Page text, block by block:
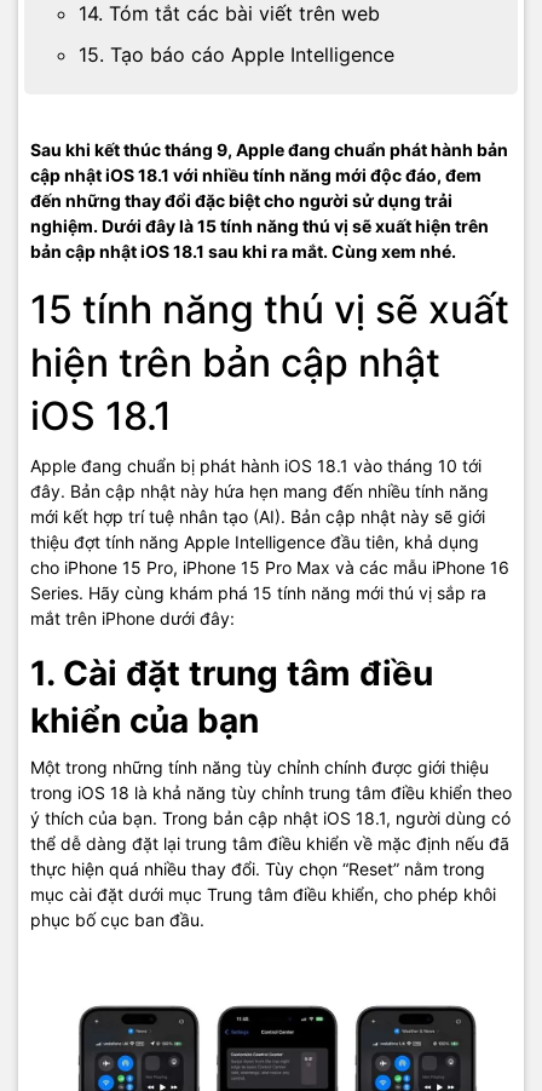
14. Tóm tắt các bài viết trên web
15. Tạo báo cáo Apple Intelligence
Sau khi kết thúc tháng 9, Apple đang chuẩn phát hành bản
cập nhật iOS 18.1 với nhiều tính năng mới độc đáo, đem
đến những thay đổi đặc biệt cho người sử dụng trải
nghiệm. Dưới đây là 15 tính năng thú vị sẽ xuất hiện trên
bản cập nhật iOS 18.1 sau khi ra mắt. Cùng xem nhé.
15 tính năng thú vị sẽ xuất
hiện trên bản cập nhật
iOS 18.1
Apple đang chuẩn bị phát hành iOS 18.1 vào tháng 10 tới
đây. Bản cập nhật này hứa hẹn mang đến nhiều tính năng
mới kết hợp trí tuệ nhân tạo (AI). Bản cập nhật này sẽ giới
thiệu đợt tính năng Apple Intelligence đầu tiên, khả dụng
cho iPhone 15 Pro, iPhone 15 Pro Max và các mẫu iPhone 16
Series. Hãy cùng khám phá 15 tính năng mới thú vị sắp ra
mắt trên iPhone dưới đây:
1. Cài đặt trung tâm điều
khiển của bạn
Một trong những tính năng tùy chỉnh chính được giới thiệu
trong iOS 18 là khả năng tùy chỉnh trung tâm điều khiển theo
ý thích của bạn. Trong bản cập nhật iOS 18.1, người dùng có
thể dễ dàng đặt lại trung tâm điều khiển về mặc định nếu đã
thực hiện quá nhiều thay đổi. Tùy chọn “Reset” nằm trong
mục cài đặt dưới mục Trung tâm điều khiển, cho phép khôi
phục bố cục ban đầu.